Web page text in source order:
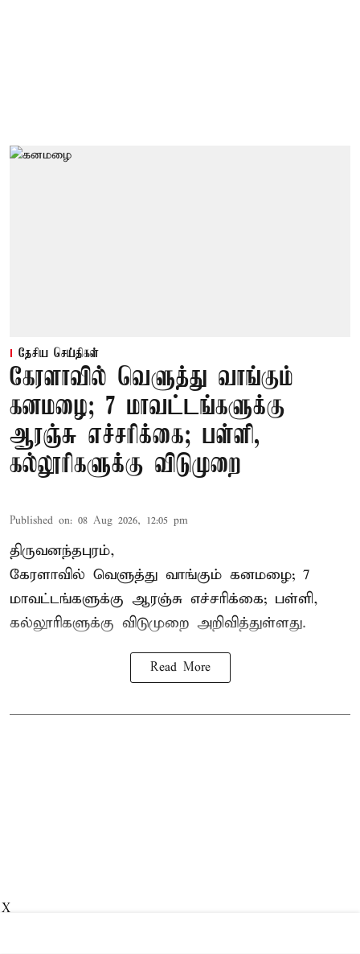
தேசிய செய்திகள்
கேரளாவில் வெளுத்து வாங்கும்
கனமழை; 7 மாவட்டங்களுக்கு
ஆரஞ்சு எச்சரிக்கை; பள்ளி,
கல்லூரிகளுக்கு விடுமுறை
Published on: 08 Aug 2026, 12:05 pm
திருவனந்தபுரம்,
கேரளாவில் வெளுத்து வாங்கும் கனமழை; 7
மாவட்டங்களுக்கு ஆரஞ்சு எச்சரிக்கை; பள்ளி,
கல்லூரிகளுக்கு விடுமுறை அறிவித்துள்ளது.
Read More
X